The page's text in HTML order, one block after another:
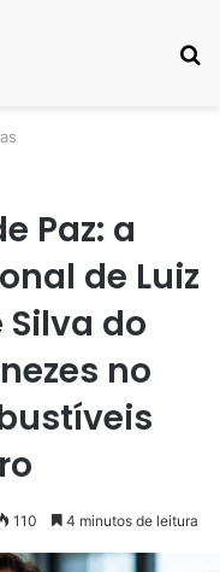
Paz: a
de Luiz
Silva do
no
110 4 minutos de leitura